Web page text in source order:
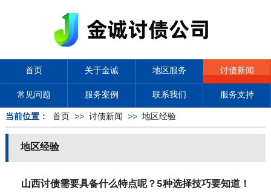
首页 关于金诚 地区服务 讨债新闻
常见问题 服务案例 联系我们 服务支持
当前位置： 首页 >> 讨债新闻 >> 地区经验
地区经验
山西讨债需要具备什么特点呢？5种选择技巧要知道！